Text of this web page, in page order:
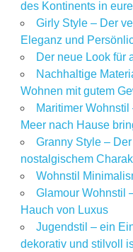
des Kontinents in
Girly Style – Der
Eleganz und
Der neue Look für
Nachhaltige
Wohnen mit gutem
Maritimer
Meer nach Hause
Granny Style –
nostalgischem
Wohnstil
Glamour Wohnstil
Hauch von Luxus
Jugendstil – ein
dekorativ und stilvoll